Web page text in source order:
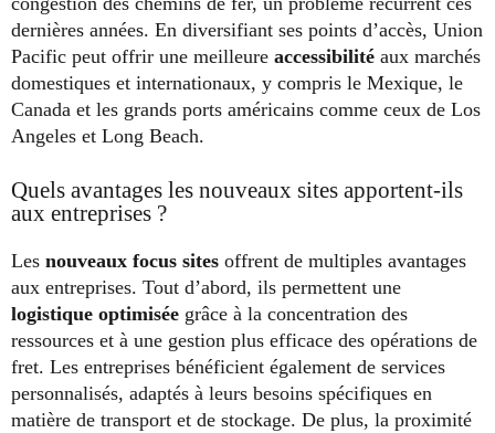
dernières années. En diversifiant ses points d’accès, Union
Pacific peut offrir une meilleure accessibilité aux marchés
domestiques et internationaux, y compris le Mexique, le
Canada et les grands ports américains comme ceux de Los
Angeles et Long Beach.
Quels avantages les nouveaux sites apportent-ils
aux entreprises ?
Les nouveaux focus sites offrent de multiples avantages
aux entreprises. Tout d’abord, ils permettent une
logistique optimisée grâce à la concentration des
ressources et à une gestion plus efficace des opérations de
fret. Les entreprises bénéficient également de services
personnalisés, adaptés à leurs besoins spécifiques en
matière de transport et de stockage. De plus, la proximité